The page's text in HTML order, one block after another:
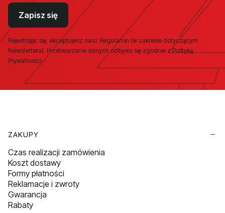
Zapisz się
Rejestrując się, akceptujesz nasz Regulamin (w zakresie dotyczącym
Newslettera). Przetwarzanie danych odbywa się zgodnie z Polityką
Prywatności.
ZAKUPY
Czas realizacji zamówienia
Koszt dostawy
Formy płatności
Reklamacje i zwroty
Gwarancja
Rabaty